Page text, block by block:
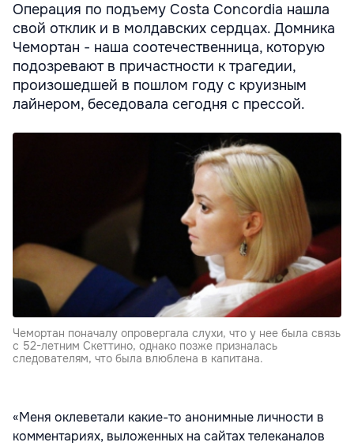
Операция по подъему Costa Concordia нашла
свой отклик и в молдавских сердцах. Домника
Чемортан - наша соотечественница, которую
подозревают в причастности к трагедии,
произошедшей в пошлом году с круизным
лайнером, беседовала сегодня с прессой.
Чемортан поначалу опровергала слухи, что у нее была связь
с 52-летним Скеттино, однако позже призналась
следователям, что была влюблена в капитана.
«Меня оклеветали какие-то анонимные личности в
комментариях, выложенных на сайтах телеканалов